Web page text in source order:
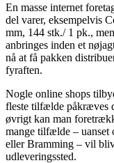
En masse internet
del varer, eksempelvis
mm, 144 stk./ 1 pk.,
anbringes inden et
nå at få pakken
fyraften.
Nogle online shops
fleste tilfælde påkræves
øvrigt kan man
mange tilfælde – uanset
eller Bramming – vil
udleveringssted.